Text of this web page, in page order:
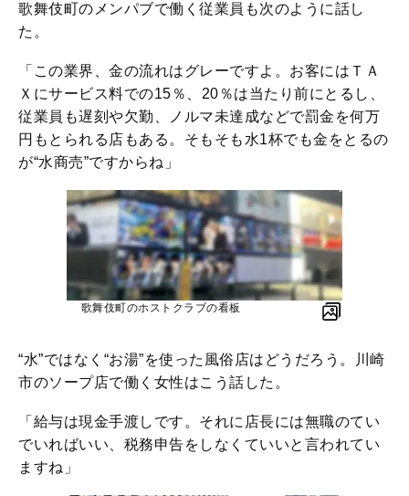
歌舞伎町のメンパブで働く従業員も次のように話し
た。
「この業界、金の流れはグレーですよ。お客にはＴＡ
Ｘにサービス料での15％、20％は当たり前にとるし、
従業員も遅刻や欠勤、ノルマ未達成などで罰金を何万
円もとられる店もある。そもそも水1杯でも金をとるの
が“水商売”ですからね」
歌舞伎町のホストクラブの看板
“水”ではなく“お湯”を使った風俗店はどうだろう。川崎
市のソープ店で働く女性はこう話した。
「給与は現金手渡しです。それに店長には無職のてい
でいればいい、税務申告をしなくていいと言われてい
ますね」